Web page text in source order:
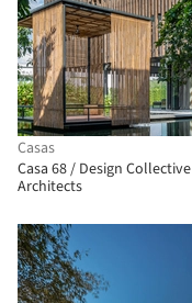
Casas
Casa 68 / Design Collective
Architects